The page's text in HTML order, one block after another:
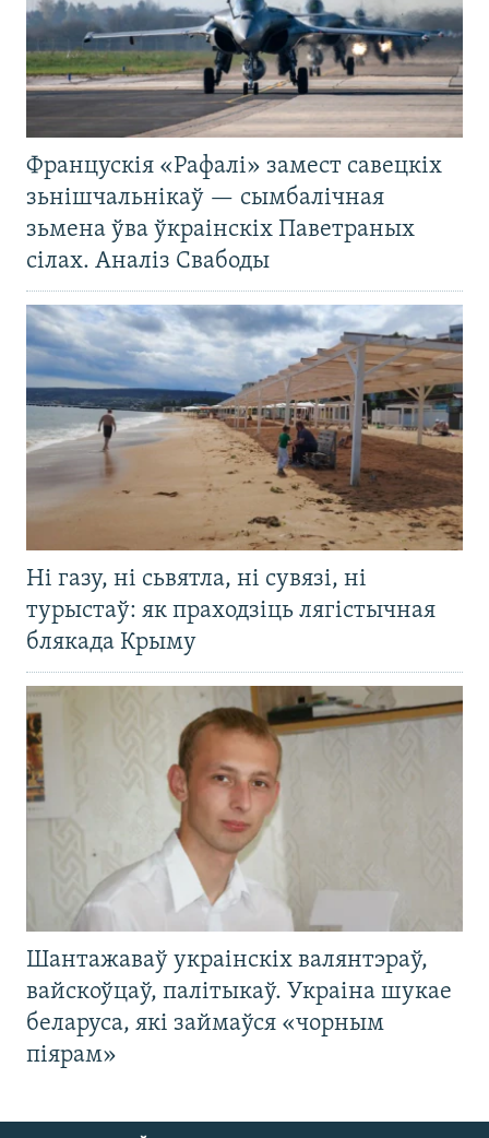
Францускія «Рафалі» замест савецкіх
зьнішчальнікаў — сымбалічная
зьмена ўва ўкраінскіх Паветраных
сілах. Аналіз Свабоды
Ні газу, ні сьвятла, ні сувязі, ні
турыстаў: як праходзіць лягістычная
блякада Крыму
Шантажаваў украінскіх валянтэраў,
вайскоўцаў, палітыкаў. Украіна шукае
беларуса, які займаўся «чорным
піярам»